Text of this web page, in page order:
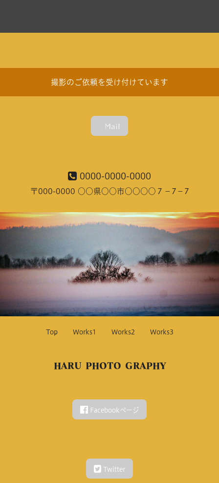
撮影のご依頼を受け付けています
Mail
0000-0000-0000
〒000-0000 ○○県○○市○○○○７－7－7
Top Works1 Works2 Works3
HARU PHOTO GRAPHY
Facebookページ
Twitter